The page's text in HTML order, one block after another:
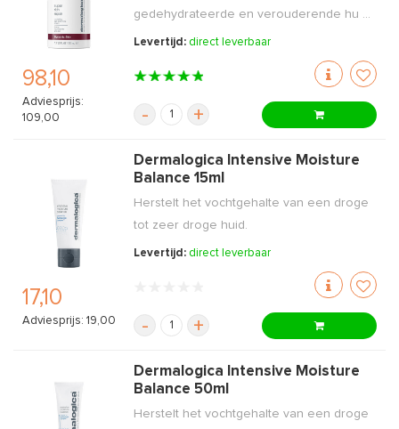
98,10
Adviesprijs:
109,00
gedehydrateerde en verouderende hu ...
Levertijd: direct leverbaar
- +
17,10
Adviesprijs: 19,00
Dermalogica Intensive Moisture
Balance 15ml
Herstelt het vochtgehalte van een droge
tot zeer droge huid.
Levertijd: direct leverbaar
- +
Dermalogica Intensive Moisture
Balance 50ml
Herstelt het vochtgehalte van een droge